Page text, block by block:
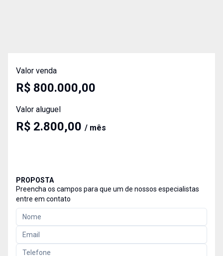
Valor venda
R$ 800.000,00
Valor aluguel
R$ 2.800,00 / mês
PROPOSTA
Preencha os campos para que um de nossos especialistas
entre em contato